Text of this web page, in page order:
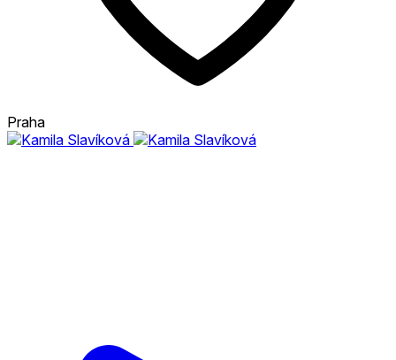
Praha